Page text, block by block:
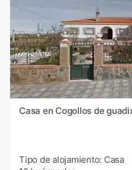
Casa en Cogollos de
Tipo de alojamiento: Casa